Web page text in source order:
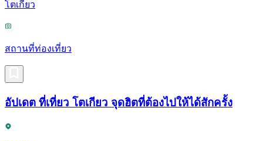
โตเกียว
สถานที่ท่องเที่ยว
อัปเดต ที่เที่ยว โตเกียว จุดฮิตที่ต้องไปให้ได้สักครั้ง